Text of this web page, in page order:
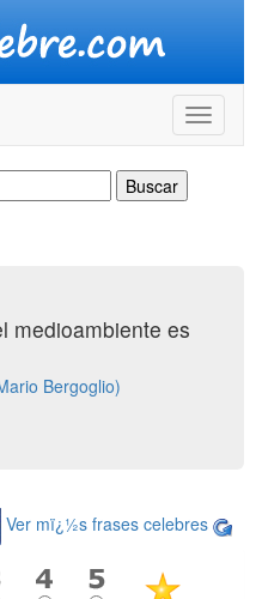
medioambiente es
Bergoglio)
Ver mï¿½s frases celebres